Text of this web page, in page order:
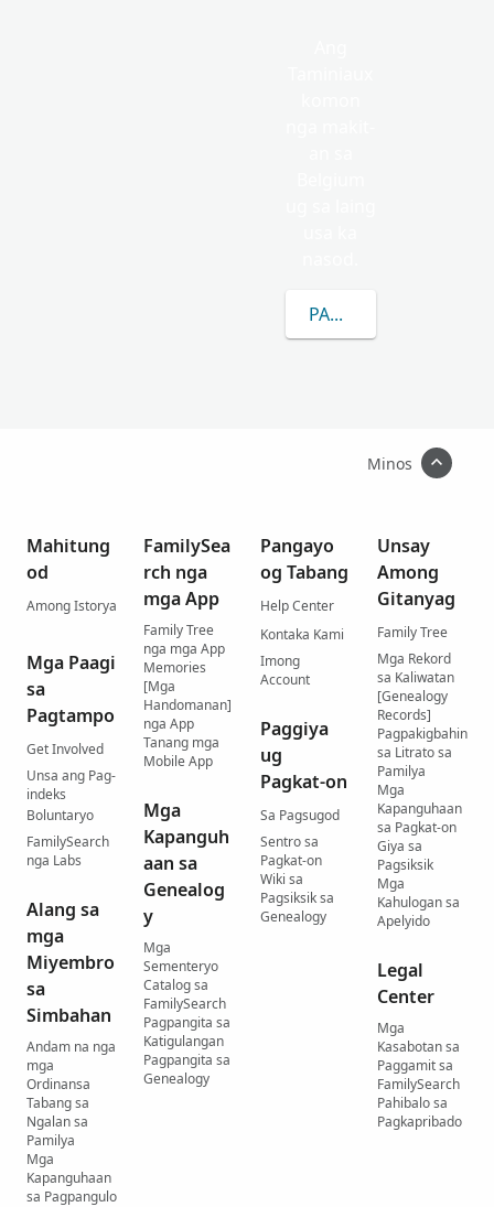
PAGKAT-ON OG
Minos
Mahitung
od
Among Istorya
Mga Paagi
sa
Pagtampo
Get Involved
Unsa ang Pag-
indeks
Boluntaryo
FamilySearch
nga Labs
Alang sa
mga
Miyembro
sa
Simbahan
Andam na nga
mga
Ordinansa
Tabang sa
Ngalan sa
Pamilya
Mga
Kapanguhaan
sa Pagpangulo
FamilySea
rch nga
mga App
Family Tree
nga mga App
Memories
[Mga
Handomanan]
nga App
Tanang mga
Mobile App
Mga
Kapanguh
aan sa
Genealog
y
Mga
Sementeryo
Catalog sa
FamilySearch
Pagpangita sa
Katigulangan
Pagpangita sa
Genealogy
Pangayo
og Tabang
Help Center
Kontaka Kami
Imong
Account
Paggiya
ug
Pagkat-on
Sa Pagsugod
Sentro sa
Pagkat-on
Wiki sa
Pagsiksik sa
Genealogy
Unsay
Among
Gitanyag
Family Tree
Mga Rekord
sa Kaliwatan
[Genealogy
Records]
Pagpakigbahin
sa Litrato sa
Pamilya
Mga
Kapanguhaan
sa Pagkat-on
Giya sa
Pagsiksik
Mga
Kahulogan sa
Apelyido
Legal
Center
Mga
Kasabotan sa
Paggamit sa
FamilySearch
Pahibalo sa
Pagkapribado